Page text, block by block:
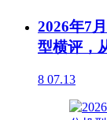
2026年7
型横评，
8 07.13